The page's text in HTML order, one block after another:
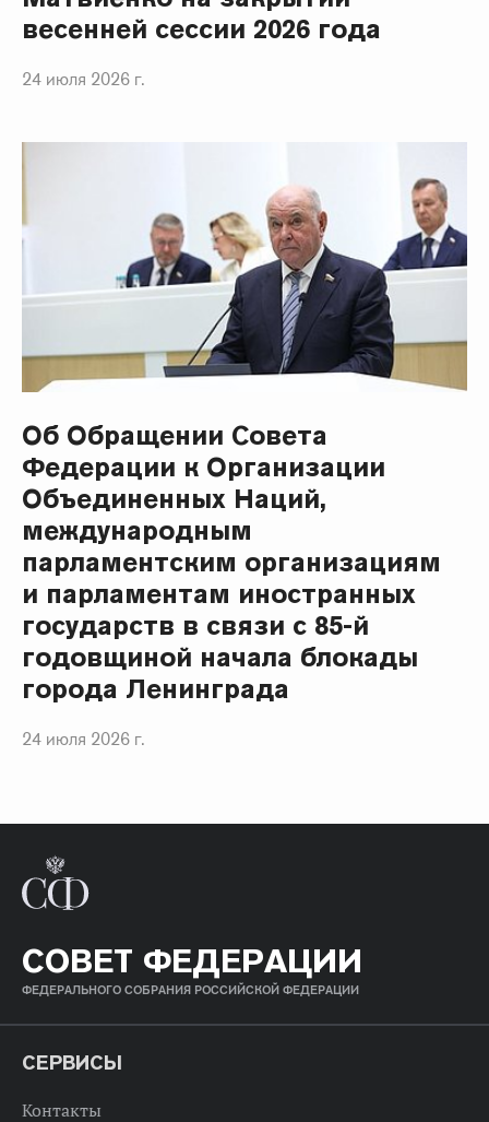
весенней сессии 2026 года
24 июля 2026 г.
Об Обращении Совета
Федерации к Организации
Объединенных Наций,
международным
парламентским организациям
и парламентам иностранных
государств в связи с 85-й
годовщиной начала блокады
города Ленинграда
24 июля 2026 г.
СОВЕТ ФЕДЕРАЦИИ
ФЕДЕРАЛЬНОГО СОБРАНИЯ РОССИЙСКОЙ ФЕДЕРАЦИИ
СЕРВИСЫ
Контакты